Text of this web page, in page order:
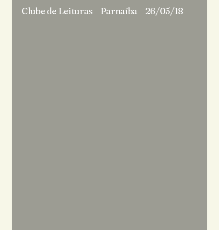
Clube de Leituras – Parnaíba – 26/05/18